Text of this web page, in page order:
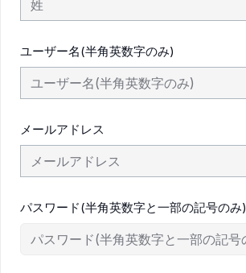
ユーザー名(半角英数字のみ)
メールアドレス
パスワード(半角英数字と一部の記号のみ)